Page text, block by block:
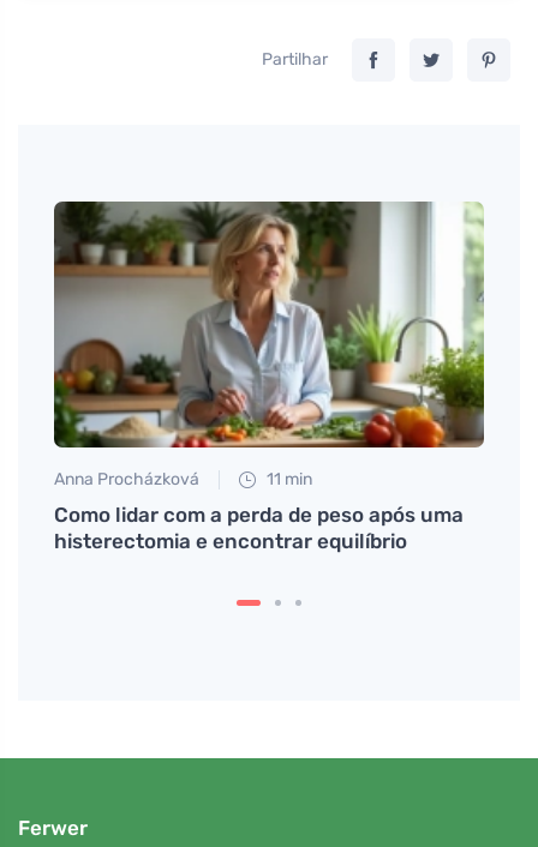
Partilhar
Anna Procházková 11 min
Como lidar com a perda de peso após uma
histerectomia e encontrar equilíbrio
Ferwer